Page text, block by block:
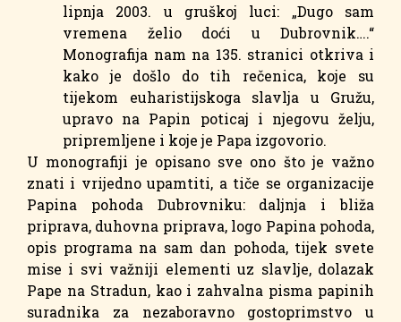
lipnja 2003. u gruškoj luci: „Dugo sam
vremena želio doći u Dubrovnik….“
Monografija nam na 135. stranici otkriva i
kako je došlo do tih rečenica, koje su
tijekom euharistijskoga slavlja u Gružu,
upravo na Papin poticaj i njegovu želju,
pripremljene i koje je Papa izgovorio.
U monografiji je opisano sve ono što je važno
znati i vrijedno upamtiti, a tiče se organizacije
Papina pohoda Dubrovniku: daljnja i bliža
priprava, duhovna priprava, logo Papina pohoda,
opis programa na sam dan pohoda, tijek svete
mise i svi važniji elementi uz slavlje, dolazak
Pape na Stradun, kao i zahvalna pisma papinih
suradnika za nezaboravno gostoprimstvo u